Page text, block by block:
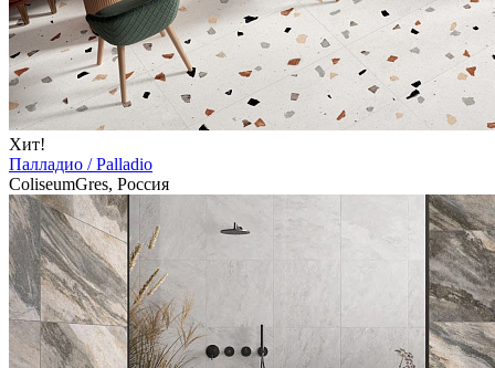
Хит!
Палладио / Palladio
ColiseumGres, Россия